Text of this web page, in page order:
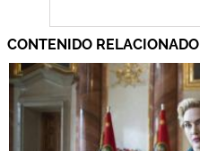
CONTENIDO RELACIONADO